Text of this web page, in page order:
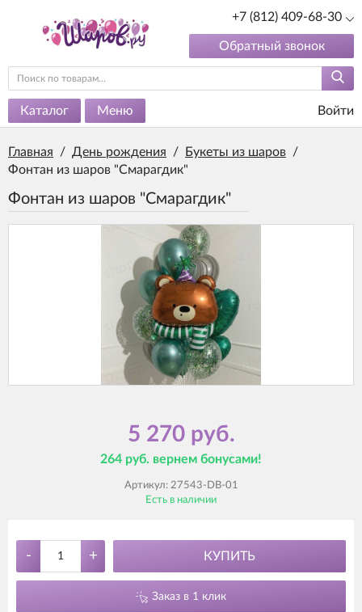
+7 (812) 409-68-30
Обратный звонок
Каталог Меню Войти
Главная / День рождения / Букеты из шаров /
Фонтан из шаров "Смарагдик"
Фонтан из шаров "Смарагдик"
5 270 руб.
264 руб. вернем бонусами!
Артикул: 27543-DB-01
Есть в наличии
- + КУПИТЬ
Заказ в 1 клик